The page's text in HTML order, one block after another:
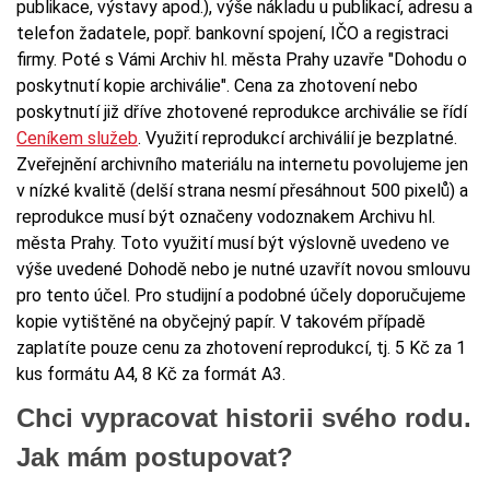
publikace, výstavy apod.), výše nákladu u publikací, adresu a
telefon žadatele, popř. bankovní spojení, IČO a registraci
firmy. Poté s Vámi Archiv hl. města Prahy uzavře "Dohodu o
poskytnutí kopie archiválie". Cena za zhotovení nebo
poskytnutí již dříve zhotovené reprodukce archiválie se řídí
Ceníkem služeb. Využití reprodukcí archiválií je bezplatné.
Zveřejnění archivního materiálu na internetu povolujeme jen
v nízké kvalitě (delší strana nesmí přesáhnout 500 pixelů) a
reprodukce musí být označeny vodoznakem Archivu hl.
města Prahy. Toto využití musí být výslovně uvedeno ve
výše uvedené Dohodě nebo je nutné uzavřít novou smlouvu
pro tento účel. Pro studijní a podobné účely doporučujeme
kopie vytištěné na obyčejný papír. V takovém případě
zaplatíte pouze cenu za zhotovení reprodukcí, tj. 5 Kč za 1
kus formátu A4, 8 Kč za formát A3.
Chci vypracovat historii svého rodu.
Jak mám postupovat?